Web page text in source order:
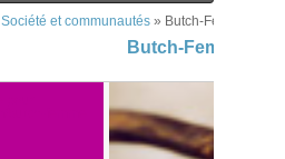
Société et communautés » Butch-Femme
Butch-Femme